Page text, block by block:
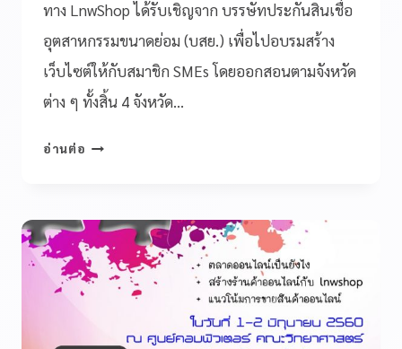
ทาง LnwShop ได้รับเชิญจาก บรรษัทประกันสินเชื่อ
อุตสาหกรรมขนาดย่อม (บสย.) เพื่อไปอบรมสร้าง
เว็บไซต์ให้กับสมาชิก SMEs โดยออกสอนตามจังหวัด
ต่าง ๆ ทั้งสิ้น 4 จังหวัด…
อ่านต่อ